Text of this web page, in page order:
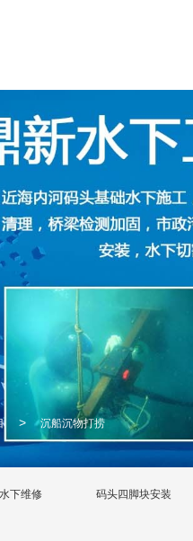
> 沉船沉物打捞
下维修 码头四脚块安装